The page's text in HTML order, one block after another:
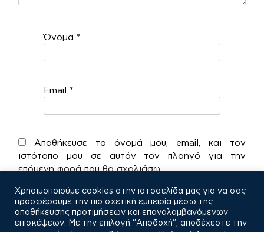
Όνομα *
Email *
Αποθήκευσε το όνομά μου, email, και τον
ιστότοπο μου σε αυτόν τον πλοηγό για την
επόμενη φορά που θα σχολιάσω.
Χρησιμοποιούμε cookies στην ιστοσελίδα μας για να σας
προσφέρουμε την πιο σχετική εμπειρία μέσω της
αποθήκευσης προτιμήσεων και επαναλαμβανόμενων
επισκέψεων. Με την επιλογή "Αποδοχή", αποδέχεστε την